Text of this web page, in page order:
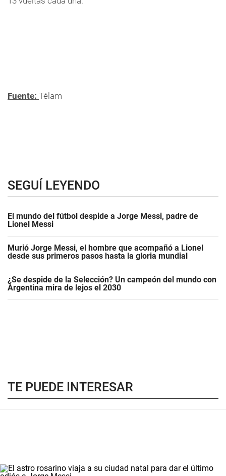
Fuente: Télam
SEGUÍ LEYENDO
El mundo del fútbol despide a Jorge Messi, padre de
Lionel Messi
Murió Jorge Messi, el hombre que acompañó a Lionel
desde sus primeros pasos hasta la gloria mundial
¿Se despide de la Selección? Un campeón del mundo con
Argentina mira de lejos el 2030
TE PUEDE INTERESAR